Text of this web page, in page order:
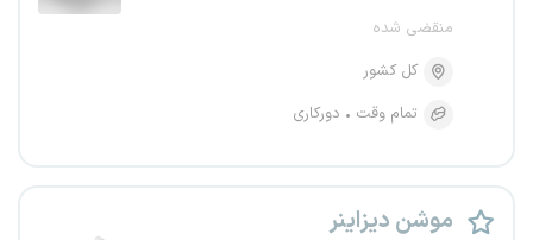
منقضی شده
کل کشور
تمام وقت
دورکاری
موشن دیزاینر